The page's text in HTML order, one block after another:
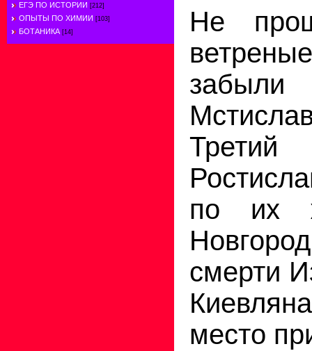
ЕГЭ ПО ИСТОРИИ [212]
ОПЫТЫ ПО ХИМИИ [103]
БОТАНИКА [14]
Не
по их
смерти
место